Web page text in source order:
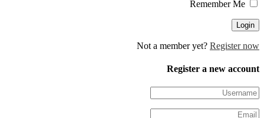
Not a member yet?
Register a new